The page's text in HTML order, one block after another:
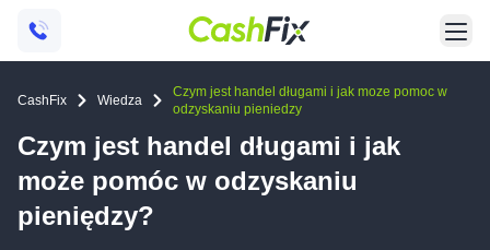
CashFix Wiedza
Czym jest handel długami i jak moze pomoc w
odzyskaniu pieniedzy
Czym jest handel długami i jak
może pomóc w odzyskaniu
pieniędzy?